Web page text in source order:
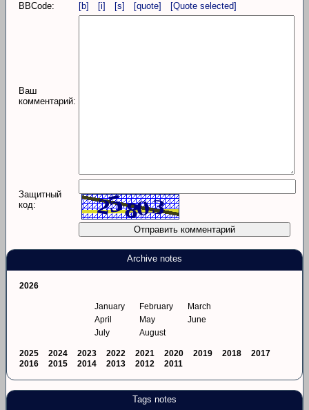
BBCode:
[b] [i] [s] [quote] [Quote selected]
Ваш
комментарий:
Защитный
код:
Archive notes
2026
January February
March
April
May
June
July
August
2025 2024 2023 2022 2021 2020 2019 2018
2017
2016
2015 2014 2013 2012 2011
Tags notes